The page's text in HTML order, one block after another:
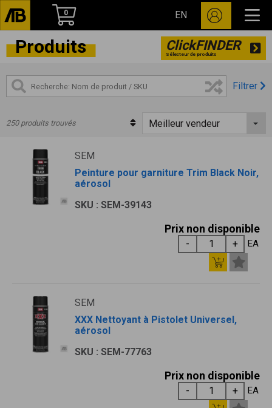
0 EN
Produits ClickFINDER
Sélecteur de produits
Filtrer
250 produits trouvés
SEM
Peinture pour garniture Trim Black Noir,
aérosol
SKU : SEM-39143
Prix non disponible
EA
SEM
XXX Nettoyant à Pistolet Universel,
aérosol
SKU : SEM-77763
Prix non disponible
EA